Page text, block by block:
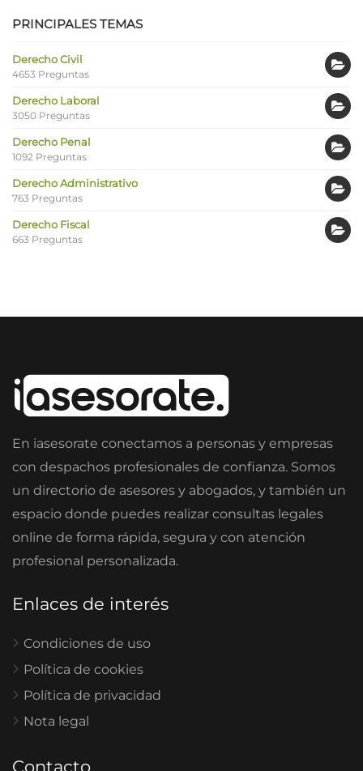
PRINCIPALES TEMAS
Derecho Civil
4653 Preguntas
Derecho Laboral
3050 Preguntas
Derecho Penal
1092 Preguntas
Derecho Administrativo
763 Preguntas
Derecho Fiscal
663 Preguntas
En iasesorate conectamos a personas y empresas
con despachos profesionales de confianza. Somos
un directorio de asesores y abogados, y también un
espacio donde puedes realizar consultas legales
online de forma rápida, segura y con atención
profesional personalizada.
Enlaces de interés
Condiciones de uso
Política de cookies
Política de privacidad
Nota legal
Contacto